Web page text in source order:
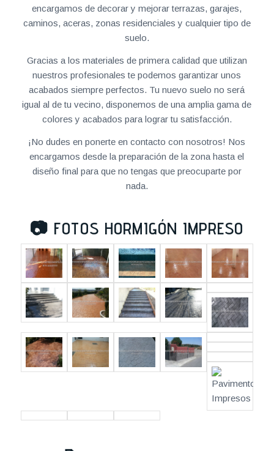
encargamos de decorar y mejorar terrazas, garajes,
caminos, aceras, zonas residenciales y cualquier tipo de
suelo.
Gracias a los materiales de primera calidad que utilizan
nuestros profesionales te podemos garantizar unos
acabados siempre perfectos. Tu nuevo suelo no será
igual al de tu vecino, disponemos de una amplia gama de
colores y acabados para lograr tu satisfacción.
¡No dudes en ponerte en contacto con nosotros! Nos
encargamos desde la preparación de la zona hasta el
diseño final para que no tengas que preocuparte por
nada.
📷 FOTOS HORMIGÓN IMPRESO